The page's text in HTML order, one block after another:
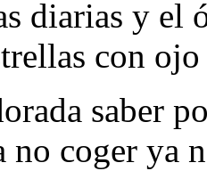
diarias y el
con
saber
no coger ya